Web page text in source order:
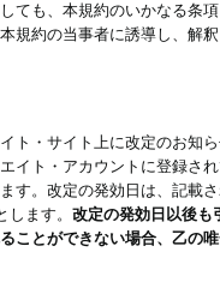
ても、本規約のいかなる条
規約の当事者に誘導し、解
ト・サイト上に改定のお知
イト・アカウントに登録さ
す。改定の発効日は、記載
ます。 改定の発効日以後も
ことができない場合、乙の